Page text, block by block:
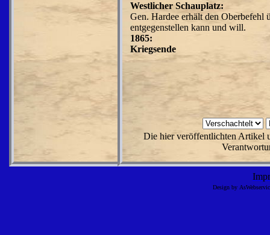
Westlicher Schauplatz:
Gen. Hardee erhält den Oberbefehl
entgegenstellen kann und will.
1865:
Kriegsende
Die hier veröffentlichten Artikel
Design by